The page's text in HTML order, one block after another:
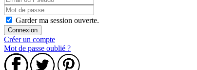
Garder ma session ouverte.
Créer un compte
Mot de passe oublié ?